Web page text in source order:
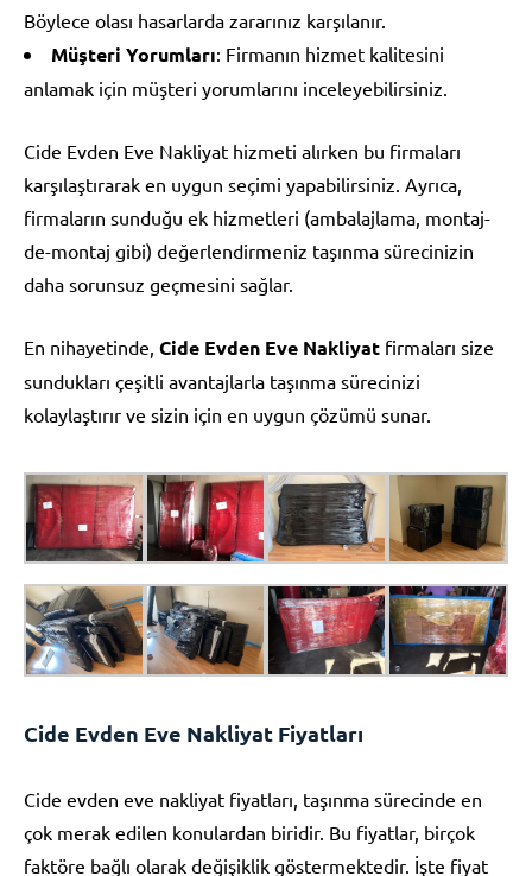
Böylece olası hasarlarda zararınız karşılanır.
Müşteri Yorumları: Firmanın hizmet kalitesini
anlamak için müşteri yorumlarını inceleyebilirsiniz.
Cide Evden Eve Nakliyat hizmeti alırken bu firmaları
karşılaştırarak en uygun seçimi yapabilirsiniz. Ayrıca,
firmaların sunduğu ek hizmetleri (ambalajlama, montaj-
de-montaj gibi) değerlendirmeniz taşınma sürecinizin
daha sorunsuz geçmesini sağlar.
En nihayetinde, Cide Evden Eve Nakliyat firmaları size
sundukları çeşitli avantajlarla taşınma sürecinizi
kolaylaştırır ve sizin için en uygun çözümü sunar.
Cide Evden Eve Nakliyat Fiyatları
Cide evden eve nakliyat fiyatları, taşınma sürecinde en
çok merak edilen konulardan biridir. Bu fiyatlar, birçok
faktöre bağlı olarak değişiklik göstermektedir. İşte fiyat